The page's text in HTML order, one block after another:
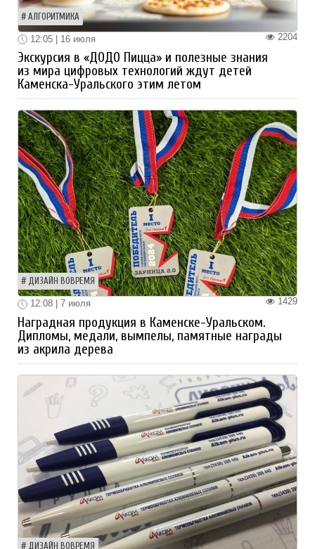
АЛГОРИТМИКА
2204
12:05 | 16 июля
Экскурсия в «ДОДО Пицца» и полезные знания
из мира цифровых технологий ждут детей
Каменска-Уральского этим летом
ДИЗАЙН ВОВРЕМЯ
1429
12:08 | 7 июля
Наградная продукция в Каменске-Уральском.
Дипломы, медали, вымпелы, памятные награды
из акрила дерева
ДИЗАЙН ВОВРЕМЯ